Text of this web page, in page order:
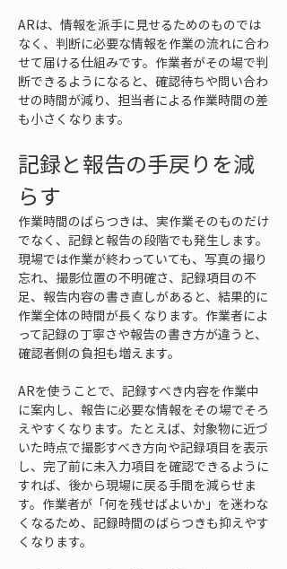
ARは、情報を派手に見せるためのものでは
なく、判断に必要な情報を作業の流れに合わ
せて届ける仕組みです。作業者がその場で判
断できるようになると、確認待ちや問い合わ
せの時間が減り、担当者による作業時間の差
も小さくなります。
記録と報告の手戻りを減
らす
作業時間のばらつきは、実作業そのものだけ
でなく、記録と報告の段階でも発生します。
現場では作業が終わっていても、写真の撮り
忘れ、撮影位置の不明確さ、記録項目の不
足、報告内容の書き直しがあると、結果的に
作業全体の時間が長くなります。作業者によ
って記録の丁寧さや報告の書き方が違うと、
確認者側の負担も増えます。
ARを使うことで、記録すべき内容を作業中
に案内し、報告に必要な情報をその場でそろ
えやすくなります。たとえば、対象物に近づ
いた時点で撮影すべき方向や記録項目を表示
し、完了前に未入力項目を確認できるように
すれば、後から現場に戻る手間を減らせま
す。作業者が「何を残せばよいか」を迷わな
くなるため、記録時間のばらつきも抑えやす
くなります。